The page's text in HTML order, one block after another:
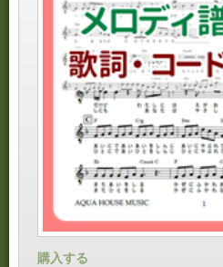
購入する